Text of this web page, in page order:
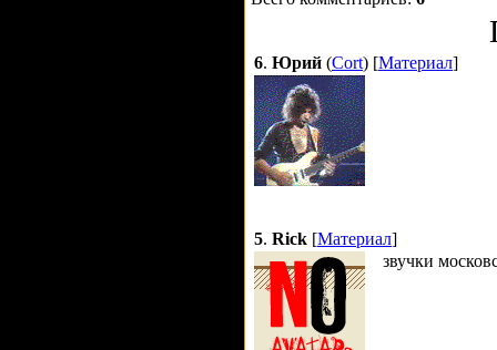
6. Юрий (Cort) [Материал]
5. Rick [Материал]
звучки